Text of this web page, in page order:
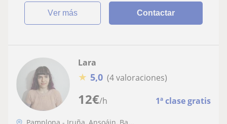
ver más Contactar
12€/h 1ª clase gratis
Lara
★ 5,0 (4 valoraciones)